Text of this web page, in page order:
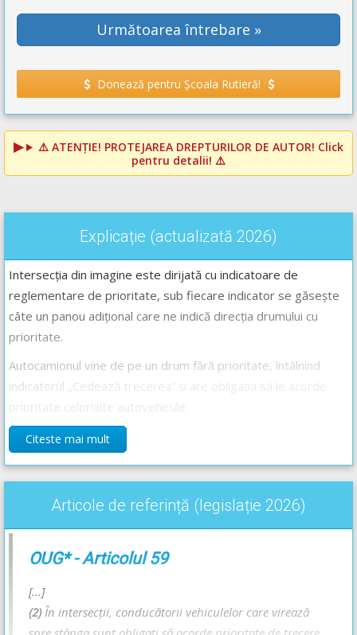
Următoarea întrebare »
Donează pentru Școala Rutieră!
⚠️ ATENȚIE! PROTEJAREA DREPTURILOR DE AUTOR! Click
pentru detalii! ⚠️
Explicație (actualizată 2026)
Intersecția din imagine este dirijată cu indicatoare de
reglementare de prioritate, sub fiecare indicator se găsește
câte un panou adițional care ne indică direcția drumului cu
prioritate.
Autocamionul vine de pe un drum fără prioritate, întâlnind
indicatorul „Cedează trecerea” și are obligația să le acorde
Motocicleta și autoturismul vin de pe drumurile cu prioritate,
ambele întâlnind indicatorul „Drum cu prioritate”, între acestea
regula priorității de dreapta, motocicleta îi va ceda trecerea
autoturismului, deoarece acesta îi vine din partea dreaptă.
Ordinea de trecere este următoarea: autoturismul,
motocicleta, iar ultimul prin aceasta intersecție va trece
autocamionul.
Răspunsul corect este: C
Citeste mai mult
Articole de referință (legislație 2026)
OUG* - Articolul 59
[...]
(2)În intersecţii, conducătorii vehiculelor care virează